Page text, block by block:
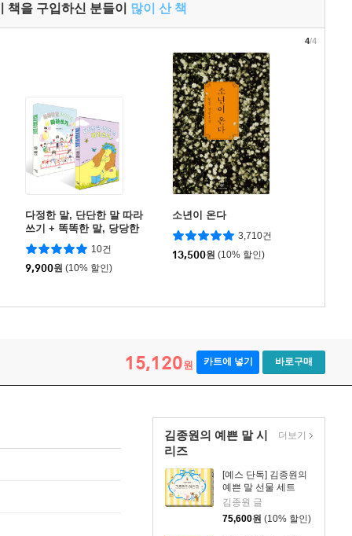
책을 구입하신 분들이 많이 산 책
다정한 말, 단단한 말 따라
쓰기 + 똑똑한 말, 당당한
말 따라쓰기 세트
10건
9,900원 (10% 할인)
소년이 온다
3,710건
13,500원 (10% 할인)
4/4
15,120원 카트에 넣기 바로구매
김종원의 예쁜 말 시
리즈
[예스 단독] 김종원의
예쁜 말 선물 세트
김종원 글
75,600원 (10% 할인)
더보기